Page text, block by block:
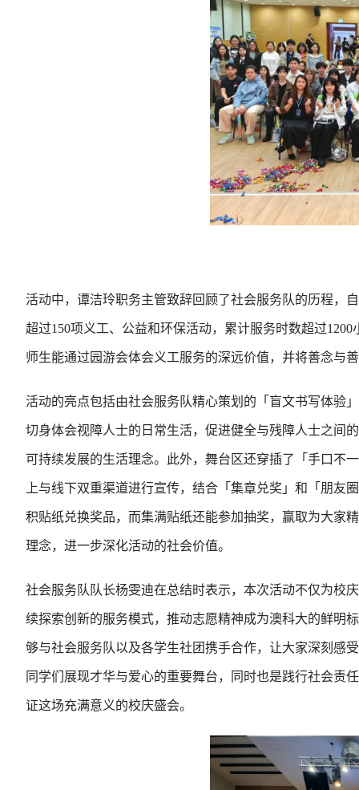
活动中，谭洁玲职务主管致辞回顾了社会服务队的历程，
超过150项义工、公益和环保活动，累计服务时数超过
师生能通过园游会体会义工服务的深远价值，并将善念与
活动的亮点包括由社会服务队精心策划的「盲文书写体验
切身体会视障人士的日常生活，促进健全与残障人士之间
可持续发展的生活理念。此外，舞台区还穿插了「手口不
上与线下双重渠道进行宣传，结合「集章兑奖」和「朋
积贴纸兑换奖品，而集满贴纸还能参加抽奖，赢取为大家
理念，进一步深化活动的社会价值。
社会服务队队长杨雯迪在总结时表示，本次活动不仅为校
续探索创新的服务模式，推动志愿精神成为澳科大的鲜明
够与社会服务队以及各学生社团携手合作，让大家深刻感
同学们展现才华与爱心的重要舞台，同时也是践行社会责
证这场充满意义的校庆盛会。